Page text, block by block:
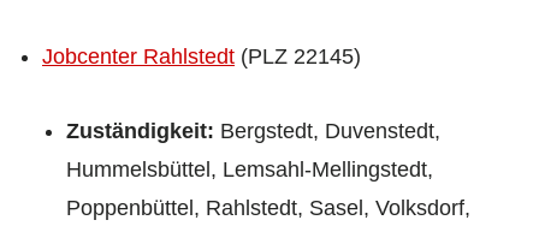
Jobcenter Rahlstedt (PLZ 22145)
Zuständigkeit: Bergstedt, Duvenstedt,
Hummelsbüttel, Lemsahl-Mellingstedt,
Poppenbüttel, Rahlstedt, Sasel, Volksdorf,